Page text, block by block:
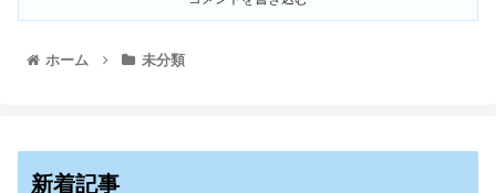
ホーム 未分類
新着記事